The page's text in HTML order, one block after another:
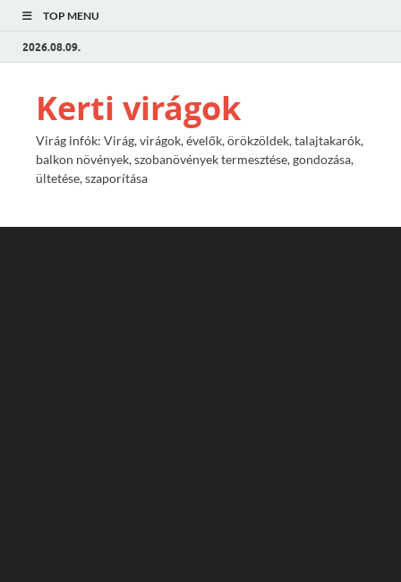
TOP MENU
2026.08.09.
Kerti virágok
Virág infók: Virág, virágok, évelők, örökzöldek, talajtakarók,
balkon növények, szobanövények termesztése, gondozása,
ültetése, szaporítása